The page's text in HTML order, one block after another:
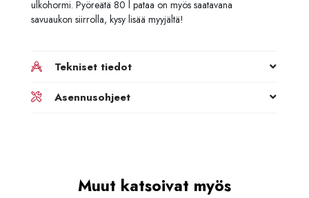
ulkohormi. Pyöreätä 80 l pataa on myös saatavana
savuaukon siirrolla, kysy lisää myyjältä!
Tekniset tiedot
Asennusohjeet
Muut katsoivat myös